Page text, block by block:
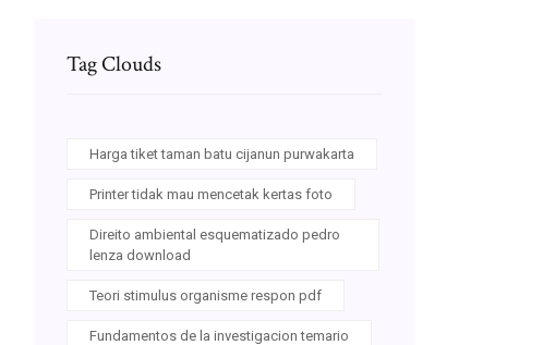
Tag Clouds
Harga tiket taman batu cijanun purwakarta
Printer tidak mau mencetak kertas foto
Direito ambiental esquematizado pedro
lenza download
Teori stimulus organisme respon pdf
Fundamentos de la investigacion temario